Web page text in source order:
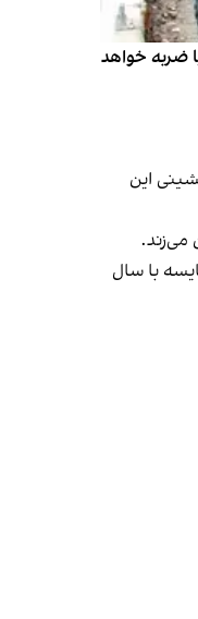
ضربه خواهد
این
می‌زند.
این عدد در مقایسه با سال